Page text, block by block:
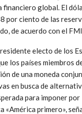
financiero global. El
por ciento de las
de acuerdo con el FMI.
electo de los
los países miembros
de una moneda
en busca de
para imponer por
«América primero»,